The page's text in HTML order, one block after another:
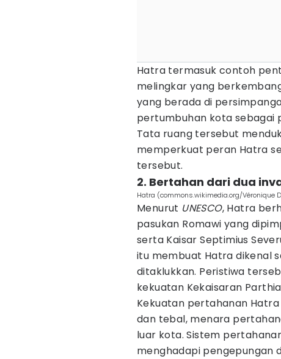
Hatra termasuk contoh
melingkar yang
yang berada di
pertumbuhan kota sebagai
Tata ruang tersebut
memperkuat peran Hatra
tersebut.
2. Bertahan dari dua
Hatra (commons.wikimedia.org/Véronique
Menurut UNESCO, Hatra
pasukan Romawi yang
serta Kaisar Septimius
itu membuat Hatra dikenal
ditaklukkan. Peristiwa
kekuatan Kekaisaran
Kekuatan pertahanan
dan tebal, menara
luar kota. Sistem
menghadapi pengepungan